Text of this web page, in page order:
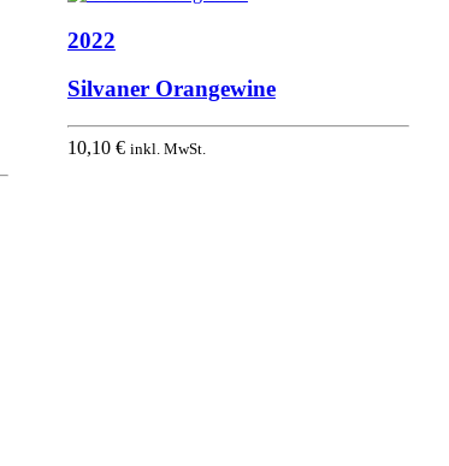
2022
Silvaner Orangewine
10,10 € inkl. MwSt.